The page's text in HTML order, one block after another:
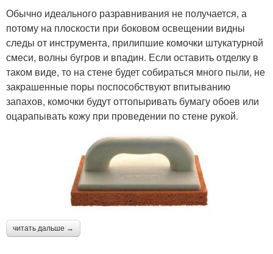
Обычно идеального разравнивания не получается, а
потому на плоскости при боковом освещении видны
следы от инструмента, прилипшие комочки штукатурной
смеси, волны бугров и впадин. Если оставить отделку в
таком виде, то на стене будет собираться много пыли, не
закрашенные поры поспособствуют впитыванию
запахов, комочки будут оттопыривать бумагу обоев или
оцарапывать кожу при проведении по стене рукой.
читать дальше →